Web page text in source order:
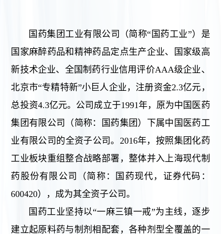
国药集团工业有限公司（简称“国药工业”）是
国家麻醉药品和精神药品定点生产企业、国家级高
新技术企业、全国制药行业信用评价AAA级企业、
北京市“专精特新”小巨人企业，注册资金2.3亿元，
总投资4.3亿元。公司成立于1991年，原为中国医药
集团有限公司（简称：国药集团）下属中国医药工
业有限公司的全资子公司。2016年，按照集团化药
工业板块重组整合战略部署，整体并入上海现代制
药股份有限公司（简称：国药现代，证券代码：
600420），成为其全资子公司。
国药工业坚持以“一麻三镇一戒”为主线，逐步
建立起原料药与制剂相配套，各种剂型全覆盖的一